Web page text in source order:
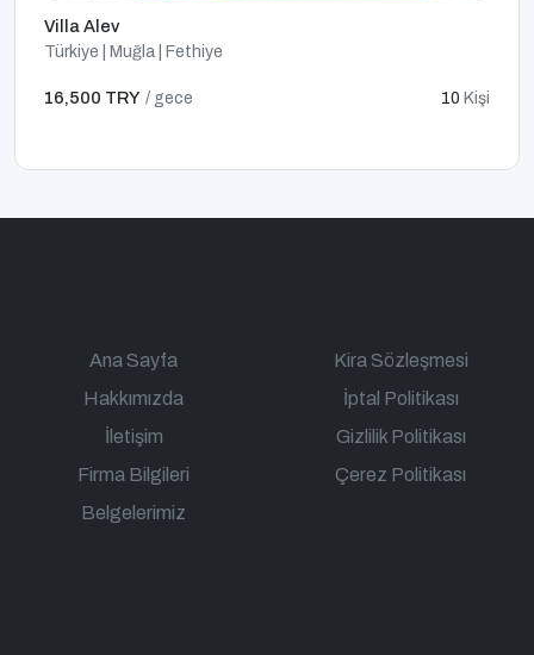
Villa Alev
Türkiye | Muğla | Fethiye
16,500 TRY / gece 10 Kişi
Ana Sayfa
Hakkımızda
İletişim
Firma Bilgileri
Belgelerimiz
Kira Sözleşmesi
İptal Politikası
Gizlilik Politikası
Çerez Politikası